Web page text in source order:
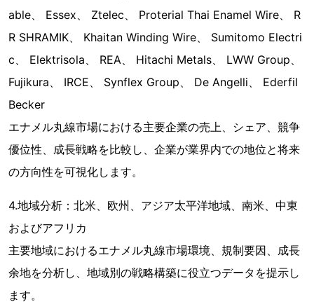
able、 Essex、 Ztelec、 Proterial Thai Enamel Wire、 R
R SHRAMIK、 Khaitan Winding Wire、 Sumitomo Electri
c、 Elektrisola、 REA、 Hitachi Metals、 LWW Group、
Fujikura、 IRCE、 Synflex Group、 De Angelli、 Ederfil
Becker
エナメル丸線市場における主要企業の売上、シェア、競争
優位性、成長戦略を比較し、企業が業界内での地位と将来
の方向性を可視化します。
4.地域分析：北米、欧州、アジア太平洋地域、南米、中東
およびアフリカ
主要地域におけるエナメル丸線市場環境、規制要因、成長
余地を分析し、地域別の戦略構築に役立つデータを提示し
ます。